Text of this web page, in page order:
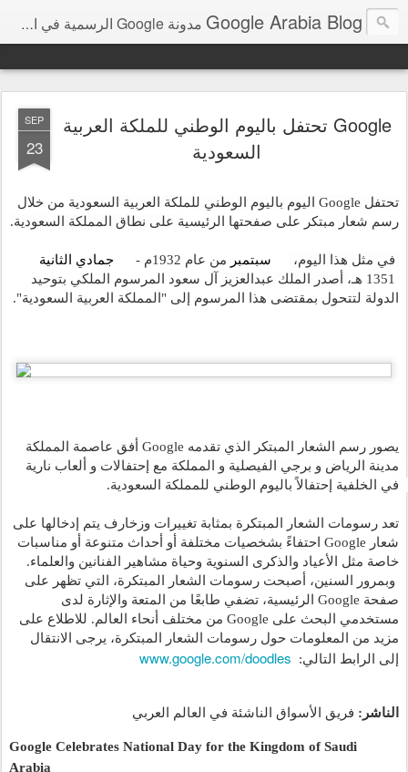
Google Arabia Blog مدونة Google الرسمية في الشرق الأوسط و شمال أفريقيا‎
SEP
23
Google تحتفل باليوم الوطني للملكة العربية
السعودية
تحتفل Google اليوم باليوم الوطني للملكة العربية السعودية
رسم شعار مبتكر على صفحتها الرئيسية على نطاق المملكة السعودية.
من عام 1932م -
أصدر الملك عبدالعزيز آل سعود
الدولة لتتحول بمقتضى هذا المرسوم إلى "المملكة العربية السعودية".
يصور رسم الشعار المبتكر الذي تقدمه Google
في الخلفية إحتفالاً باليوم الوطني للمملكة السعودية.
إلى الرابط التالي: www.google.com/doodles
الناشر: فريق الأسواق الناشئة في العالم العربي
Google Celebrates National Day for the Kingdom of Saudi
Arabia